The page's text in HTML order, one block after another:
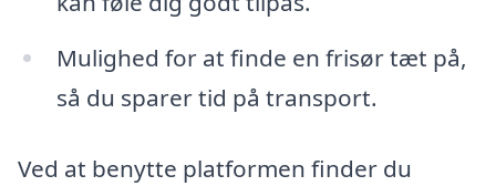
Mulighed for at finde en frisør tæt på,
så du sparer tid på transport.
Ved at benytte platformen finder du